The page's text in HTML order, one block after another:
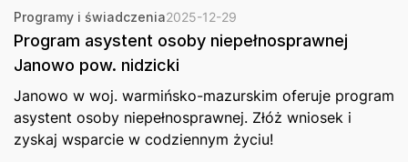
Programy i świadczenia2025-12-29
Program asystent osoby niepełnosprawnej
Janowo pow. nidzicki
Janowo w woj. warmińsko-mazurskim oferuje program
asystent osoby niepełnosprawnej. Złóż wniosek i
zyskaj wsparcie w codziennym życiu!